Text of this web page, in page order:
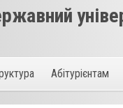
Абітурієнтам